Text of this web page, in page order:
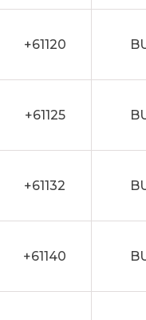
+61120
+61125
+61132
+61140